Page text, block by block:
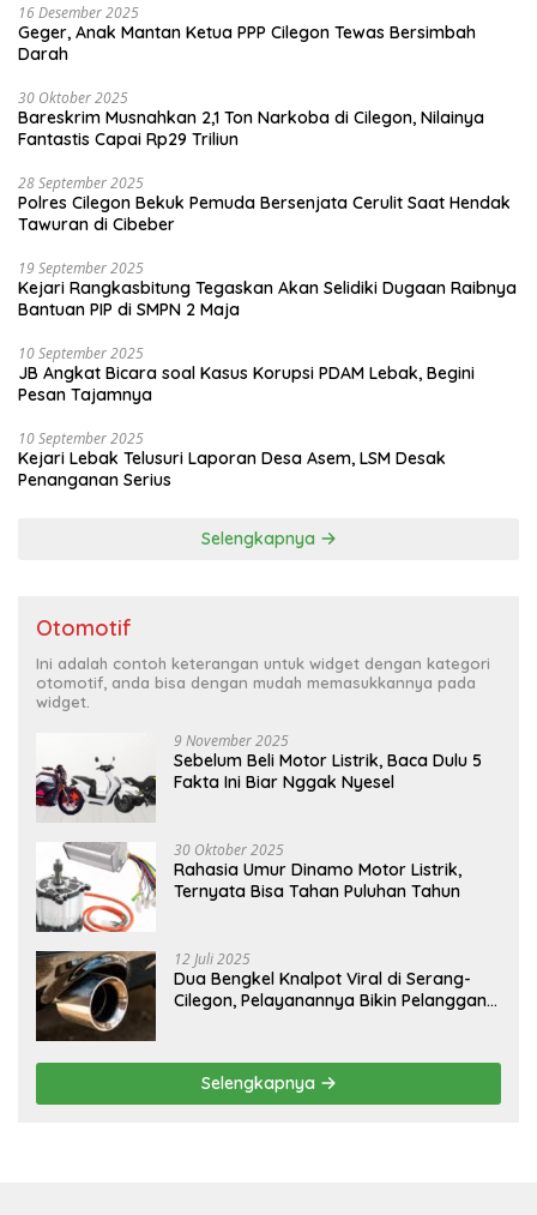
16 Desember 2025
Geger, Anak Mantan Ketua PPP Cilegon Tewas Bersimbah
Darah
30 Oktober 2025
Bareskrim Musnahkan 2,1 Ton Narkoba di Cilegon, Nilainya
Fantastis Capai Rp29 Triliun
28 September 2025
Polres Cilegon Bekuk Pemuda Bersenjata Cerulit Saat Hendak
Tawuran di Cibeber
19 September 2025
Kejari Rangkasbitung Tegaskan Akan Selidiki Dugaan Raibnya
Bantuan PIP di SMPN 2 Maja
10 September 2025
JB Angkat Bicara soal Kasus Korupsi PDAM Lebak, Begini
Pesan Tajamnya
10 September 2025
Kejari Lebak Telusuri Laporan Desa Asem, LSM Desak
Penanganan Serius
Selengkapnya
Otomotif
Ini adalah contoh keterangan untuk widget dengan kategori
otomotif, anda bisa dengan mudah memasukkannya pada
widget.
9 November 2025
Sebelum Beli Motor Listrik, Baca Dulu 5
Fakta Ini Biar Nggak Nyesel
30 Oktober 2025
Rahasia Umur Dinamo Motor Listrik,
Ternyata Bisa Tahan Puluhan Tahun
12 Juli 2025
Dua Bengkel Knalpot Viral di Serang-
Cilegon, Pelayanannya Bikin Pelanggan
Selengkapnya